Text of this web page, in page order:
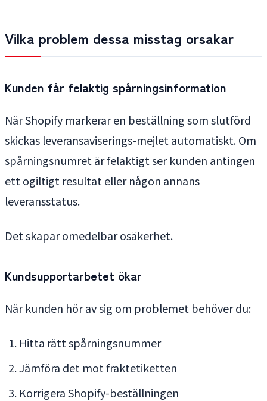
Vilka problem dessa misstag orsakar
Kunden får felaktig spårningsinformation
När Shopify markerar en beställning som slutförd
skickas leveransaviserings-mejlet automatiskt. Om
spårningsnumret är felaktigt ser kunden antingen
ett ogiltigt resultat eller någon annans
leveransstatus.
Det skapar omedelbar osäkerhet.
Kundsupportarbetet ökar
När kunden hör av sig om problemet behöver du:
Hitta rätt spårningsnummer
Jämföra det mot fraktetiketten
Korrigera Shopify-beställningen